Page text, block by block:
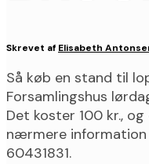
Skrevet af Elisabeth
Så køb en stand til
Forsamlingshus
Det koster 100 kr.,
nærmere
60431831.